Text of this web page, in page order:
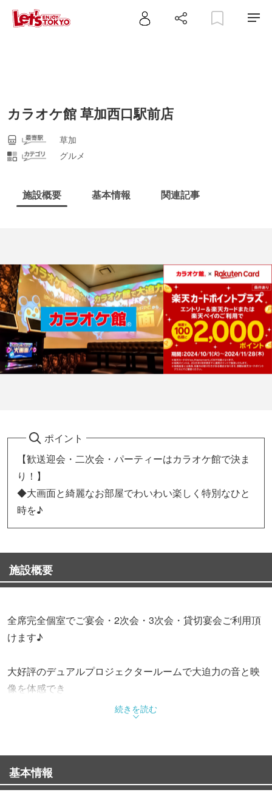
カラオケ館 草加西口駅前店
草加
グルメ
施設概要 基本情報 関連記事
ポイント
【歓送迎会・二次会・パーティーはカラオケ館で決ま
り！】
◆大画面と綺麗なお部屋でわいわい楽しく特別なひと
時を♪
施設概要
全席完全個室でご宴会・2次会・3次会・貸切宴会ご利用頂
けます♪
大好評のデュアルプロジェクタールームで大迫力の音と映
像を体感でき
ブルーレイ/DVD再生対応で無料WiFiも完備
スマホやPCも接続可能でテレワークにもおすすめ
続きを読む
基本情報